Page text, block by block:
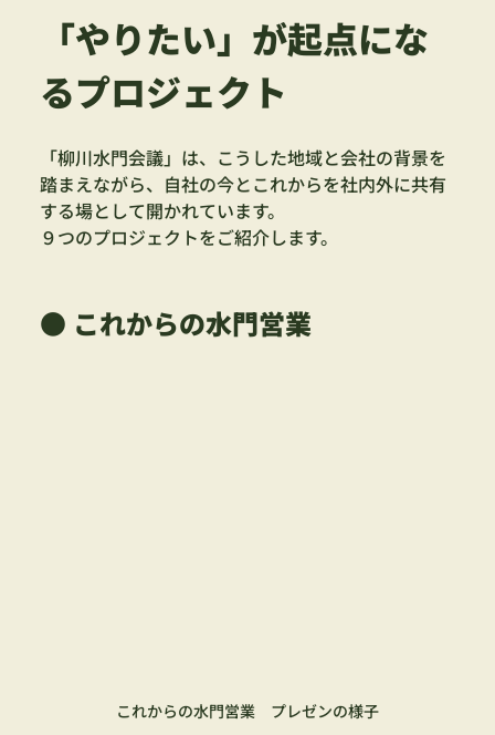
「やりたい」が起点にな
るプロジェクト
「柳川水門会議」は、こうした地域と会社の背景を
踏まえながら、自社の今とこれからを社内外に共有
する場として開かれています。
９つのプロジェクトをご紹介します。
● これからの水門営業
これからの水門営業　プレゼンの様子